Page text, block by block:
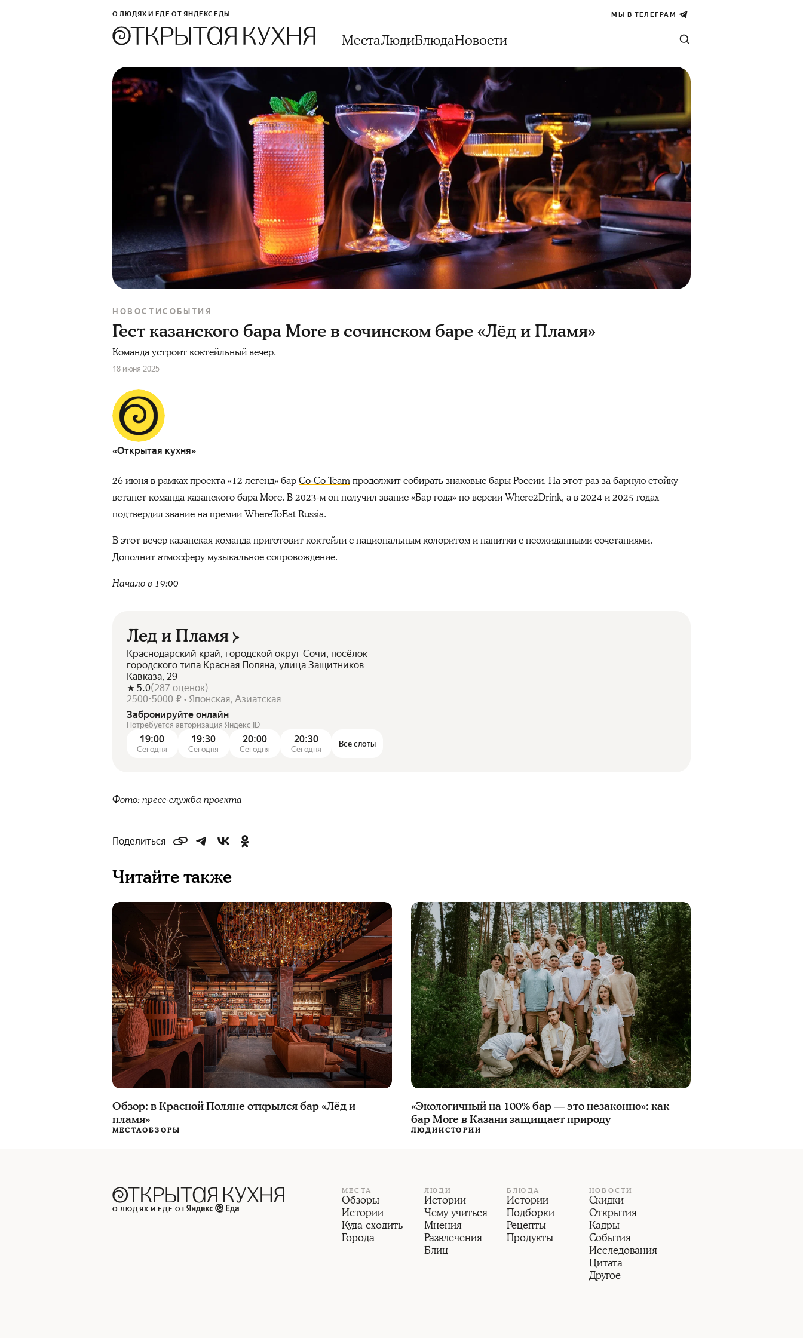
О ЛЮДЯХ И ЕДЕ ОТ ЯНДЕКС ЕДЫ МЫ В ТЕЛЕГРАМ
МестаЛюдиБлюдаНовости
НОВОСТИСОБЫТИЯ
Гест казанского бара More в сочинском баре «Лёд и Пламя»
Команда устроит коктейльный вечер.
18 июня 2025
«Открытая кухня»
26 июня в рамках проекта «12 легенд» барCo-Co Teamпродолжит собирать знаковые бары России. На этот раз за барную стойку
встанет команда казанского бара More. В 2023-м он получил звание «Бар года» по версии Where2Drink, а в 2024 и 2025 годах
подтвердил звание на премии WhereToEat Russia.
В этот вечер казанская команда приготовит коктейли с национальным колоритом и напитки с неожиданными сочетаниями.
Дополнит атмосферу музыкальное сопровождение.
Начало в 19:00
Лед и Пламя
Краснодарский край, городской округ Сочи, посёлок
городского типа Красная Поляна, улица Защитников
Кавказа, 29
5.0(287 оценок)
2500-5000 ₽ • Японская, Азиатская
Забронируйте онлайн
Потребуется авторизация Яндекс ID
19:00
Сегодня
19:30
Сегодня
20:00
Сегодня
20:30
Сегодня
Все слоты
Фото: пресс-служба проекта
Поделиться
Читайте также
Обзор: в Красной Поляне открылся бар «Лёд и
пламя»
МЕСТАОБЗОРЫ
«Экологичный на 100% бар — это незаконно»: как
бар More в Казани защищает природу
ЛЮДИИСТОРИИ
О ЛЮДЯХ И ЕДЕ ОТ
МЕСТА
Обзоры
Истории
Куда сходить
Города
ЛЮДИ
Истории
Чему учиться
Мнения
Развлечения
Блиц
БЛЮДА
Истории
Подборки
Рецепты
Продукты
НОВОСТИ
Скидки
Открытия
Кадры
События
Исследования
Цитата
Другое